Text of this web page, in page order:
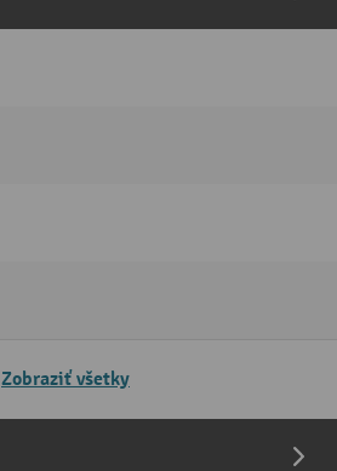
Zobraziť všetky